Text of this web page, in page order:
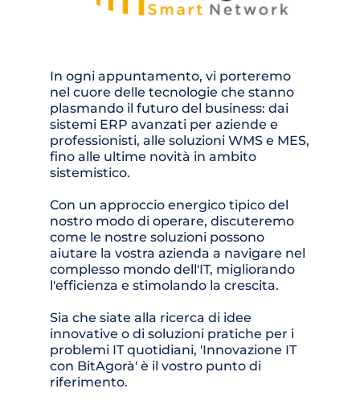
In ogni appuntamento, vi porteremo
nel cuore delle tecnologie che stanno
plasmando il futuro del business: dai
sistemi ERP avanzati per aziende e
professionisti, alle soluzioni WMS e MES,
fino alle ultime novità in ambito
sistemistico.
Con un approccio energico tipico del
nostro modo di operare, discuteremo
come le nostre soluzioni possono
aiutare la vostra azienda a navigare nel
complesso mondo dell'IT, migliorando
l'efficienza e stimolando la crescita.
Sia che siate alla ricerca di idee
innovative o di soluzioni pratiche per i
problemi IT quotidiani, 'Innovazione IT
con BitAgorà' è il vostro punto di
riferimento.